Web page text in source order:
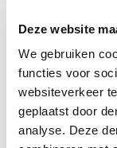
Deze website
We gebruiken
functies voor
websiteverkeer
geplaatst door
analyse. Deze
door de
aanbod
vergelijken met
sector. Dit
dienstverlening
overwegend als